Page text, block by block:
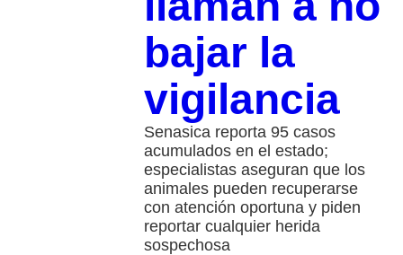
bajar la
vigilancia
Senasica reporta 95 casos
acumulados en el estado;
especialistas aseguran que los
animales pueden recuperarse
con atención oportuna y piden
reportar cualquier herida
sospechosa